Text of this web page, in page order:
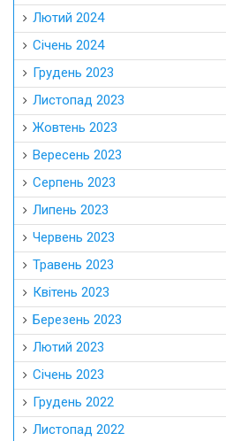
Лютий 2024
Січень 2024
Грудень 2023
Листопад 2023
Жовтень 2023
Вересень 2023
Серпень 2023
Липень 2023
Червень 2023
Травень 2023
Квітень 2023
Березень 2023
Лютий 2023
Січень 2023
Грудень 2022
Листопад 2022